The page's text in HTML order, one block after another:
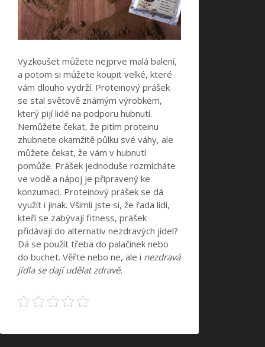
Vyzkoušet můžete nejprve malá balení,
a potom si můžete koupit velké, které
vám dlouho vydrží. Proteinový prášek
se stal světově známým výrobkem,
který pijí lidé na podporu hubnutí.
Nemůžete čekat, že pitím proteinu
zhubnete okamžitě půlku své váhy, ale
můžete čekat, že vám v hubnutí
pomůže. Prášek jednoduše rozmícháte
ve vodě a nápoj je připravený ke
konzumaci. Proteinový prášek se dá
využít i jinak. Všimli jste si, že řada lidí,
kteří se zabývají fitness, prášek
přidávají do alternativ nezdravých jídel?
Dá se použít třeba do palačinek nebo
do buchet. Věřte nebo ne, ale i nezdravá
jídla se dají udělat zdravě.